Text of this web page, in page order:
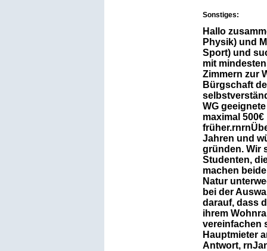
Sonstiges:
Hallo
Physik) und
Sport) und
mit
Zimmern zur
Bürgschaft
WG
maximal
Jahren und
gründen. Wir
Studenten,
machen
Natur
bei der
darauf, dass
ihrem
vereinfachen
Hauptmieter
Antwort,